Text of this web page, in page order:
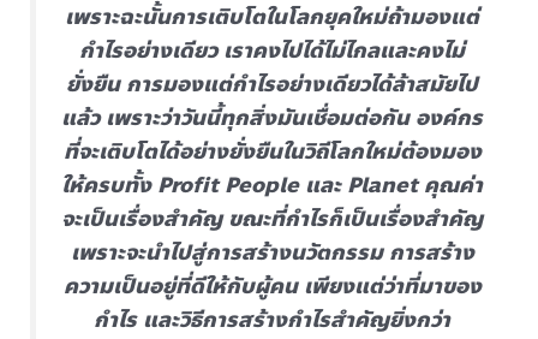
เพราะฉะนั้นการเติบโตในโลกยุคใหม่ถ้ามองแต่
กำไรอย่างเดียว เราคงไปได้ไม่ไกลและคงไม่
ยั่งยืน การมองแต่กำไรอย่างเดียวได้ล้าสมัยไป
แล้ว เพราะว่าวันนี้ทุกสิ่งมันเชื่อมต่อกัน องค์กร
ที่จะเติบโตได้อย่างยั่งยืนในวิถีโลกใหม่ต้องมอง
ให้ครบทั้ง Profit People และ Planet คุณค่า
จะเป็นเรื่องสำคัญ ขณะที่กำไรก็เป็นเรื่องสำคัญ
เพราะจะนำไปสู่การสร้างนวัตกรรม การสร้าง
ความเป็นอยู่ที่ดีให้กับผู้คน เพียงแต่ว่าที่มาของ
กำไร และวิธีการสร้างกำไรสำคัญยิ่งกว่า